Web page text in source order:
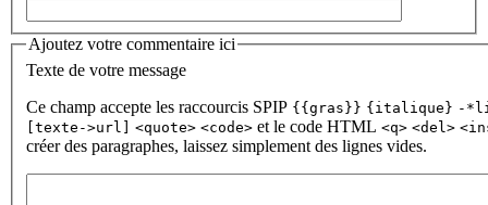
Ajoutez votre commentaire ici
Texte de votre message
Ce champ accepte les raccourcis SPIP {{gras}} {italique} -
[texte->url] <quote> <code> et le code HTML <q> <del>
créer des paragraphes, laissez simplement des lignes vides.